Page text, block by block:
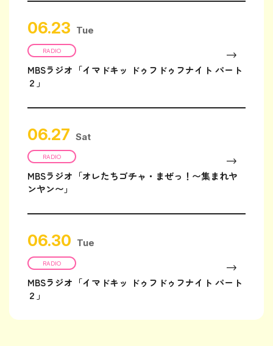
06.23 Tue
RADIO
MBSラジオ「イマドキッ ドゥフドゥフナイト パート
２」
06.27 Sat
RADIO
MBSラジオ「オレたちゴチャ・まぜっ！〜集まれヤ
ンヤン〜」
06.30 Tue
RADIO
MBSラジオ「イマドキッ ドゥフドゥフナイト パート
２」